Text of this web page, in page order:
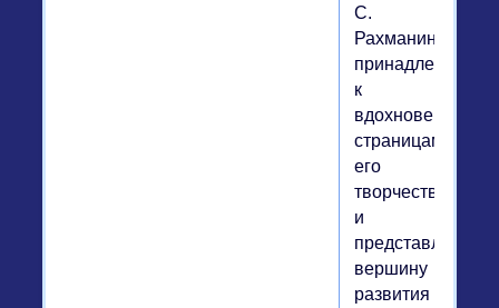
С.
Рахманинова
принадлежат
к
вдохновенным
страницам
его
творчества
и
представляют
вершину
развития